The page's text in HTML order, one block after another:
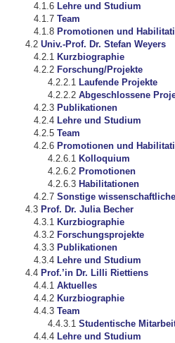
Lehre und Studium
Team
Promotionen und
Univ.-Prof. Dr. Stefan Weyers
Kurzbiographie
Forschung/Projekte
Laufende Projekte
Abgeschlossene
Publikationen
Lehre und Studium
Team
Promotionen und
Kolloquium
Promotionen
Habilitationen
Sonstige
Prof. Dr. Julia Becher
Kurzbiographie
Forschungsprojekte
Publikationen
Lehre und Studium
Prof.’in Dr. Lilli Riettiens
Aktuelles
Kurzbiographie
Team
Studentische
Lehre und Studium